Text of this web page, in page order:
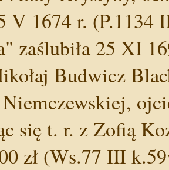
V 1674 r.
zaślubiła 25 XI
Budwicz
się t. r. z Zofią
zł (Ws.77 III